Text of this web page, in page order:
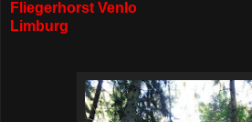
Fliegerhorst Venlo
Limburg